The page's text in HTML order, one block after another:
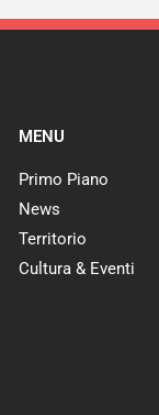
MENU
Primo Piano
News
Territorio
Cultura & Eventi